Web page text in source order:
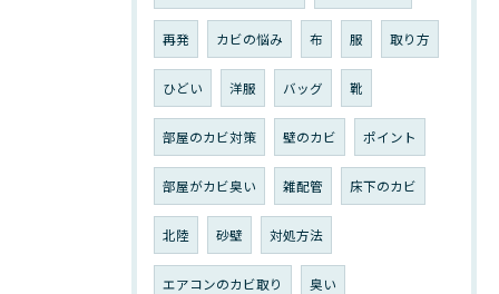
再発 カビの悩み 布 服 取り方
ひどい 洋服 バッグ 靴
部屋のカビ対策 壁のカビ ポイント
部屋がカビ臭い 雑配管 床下のカビ
北陸 砂壁 対処方法
エアコンのカビ取り 臭い